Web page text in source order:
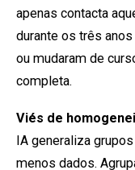
apenas contacta
durante os três
ou mudaram de
completa.
Viés de
IA generaliza
menos dados.